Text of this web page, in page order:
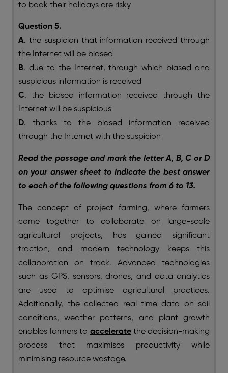
to book their holidays are risky
Question 5.
A. the suspicion that information received through
the Internet will be biased
B. due to the Internet, through which biased and
suspicious information is received
C. the biased information received through the
Internet will be suspicious
D. thanks to the biased information received
through the Internet with the suspicion
Read the passage and mark the letter A, B, C or D
on your answer sheet to indicate the best answer
to each of the following questions from 6 to 13.
The concept of project farming, where farmers
come together to collaborate on large-scale
agricultural projects, has gained significant
traction, and modern technology keeps this
collaboration on track. Advanced technologies
such as GPS, sensors, drones, and data analytics
are used to optimise agricultural practices.
Additionally, the collected real-time data on soil
conditions, weather patterns, and plant growth
enables farmers to acceleratethe decision-making
process that maximises productivity while
minimising resource wastage.